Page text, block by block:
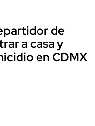
de
a casa y
en CDMX